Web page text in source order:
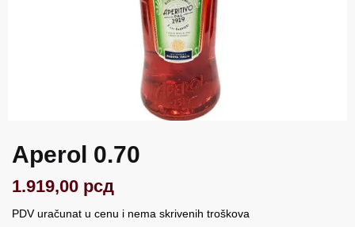
Aperol 0.70
1.919,00 рсд
PDV uračunat u cenu i nema skrivenih troškova